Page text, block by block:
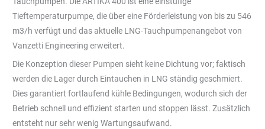
Tieftemperaturpumpe, die über eine Förderleistung von bis zu 546
m3/h verfügt und das aktuelle LNG-Tauchpumpenangebot von
Vanzetti Engineering erweitert.
Die Konzeption dieser Pumpen sieht keine Dichtung vor; faktisch
werden die Lager durch Eintauchen in LNG ständig geschmiert.
Dies garantiert fortlaufend kühle Bedingungen, wodurch sich der
Betrieb schnell und effizient starten und stoppen lässt. Zusätzlich
entsteht nur sehr wenig Wartungsaufwand.